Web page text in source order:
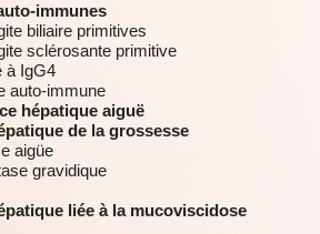
immunes
biliaire primitives
sclérosante primitive
à IgG4
auto-immune
hépatique aiguë
de la grossesse
aigüe
gravidique
liée à la mucoviscidose